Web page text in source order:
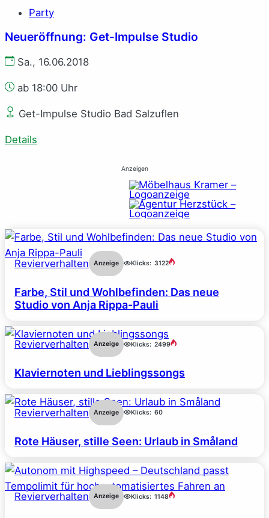
Party
Neueröffnung: Get-Impulse Studio
Sa., 16.06.2018
ab 18:00 Uhr
Get-Impulse Studio Bad Salzuflen
Details
Anzeigen
Revierverhalten Anzeige Klicks: 3122
Farbe, Stil und Wohlbefinden: Das neue
Studio von Anja Rippa-Pauli
Revierverhalten Anzeige Klicks: 2499
Klaviernoten und Lieblingssongs
Revierverhalten Anzeige Klicks: 60
Rote Häuser, stille Seen: Urlaub in Småland
Revierverhalten Anzeige Klicks: 1148